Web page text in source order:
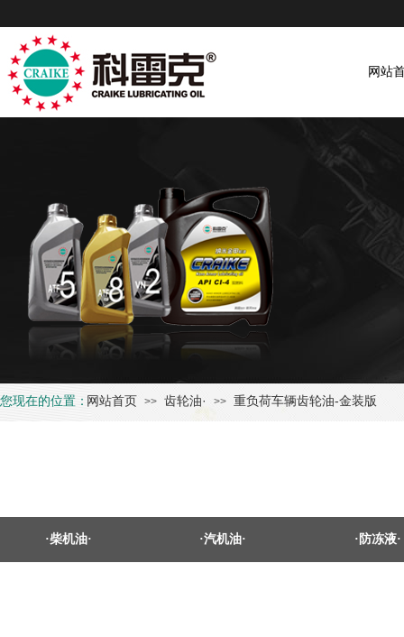
网站
您现在的位置：网站首页 >> 齿轮油· >> 重负荷车辆齿轮油-金装版
·柴机油· ·汽机油· ·防冻液·